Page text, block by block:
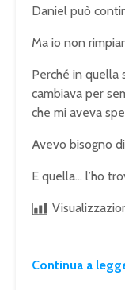
Daniel può
Ma io non
Perché in quella
cambiava per
che mi aveva
Avevo bisogno
E quella… l’ho
Continua a